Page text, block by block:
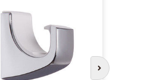
次のスライド